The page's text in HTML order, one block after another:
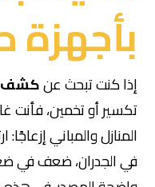
بأجهزة
إذا كنت تبحث عنكشف
تكسير أو تخمين، فأنت
المنازل والمباني
في الجدران، ضعف في